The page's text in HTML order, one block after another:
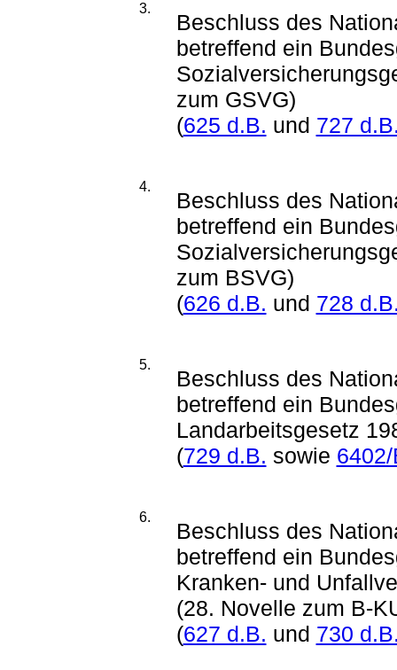
3.
Beschluss des
betreffend ein
zum GSVG)
(625 d.B. und 727
4.
Beschluss des
betreffend ein
zum BSVG)
(626 d.B. und 728
5.
Beschluss des
betreffend ein
Landarbeitsgesetz
(729 d.B. sowie
6.
Beschluss des
betreffend ein
Kranken- und
(28. Novelle zum B-
(627 d.B. und 730